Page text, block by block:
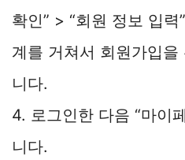
확인” > “회원 정보 입
계를 거쳐서 회원가입
니다.
4. 로그인한 다음 “마이
니다.